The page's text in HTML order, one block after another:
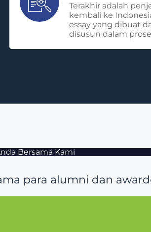
Terakhir adalah
kembali ke
essay yang dibuat
disusun dalam
Bersama Kami
para alumni dan